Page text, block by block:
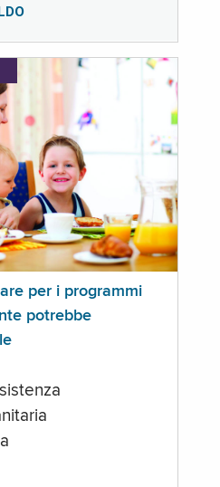
per i programmi
potrebbe